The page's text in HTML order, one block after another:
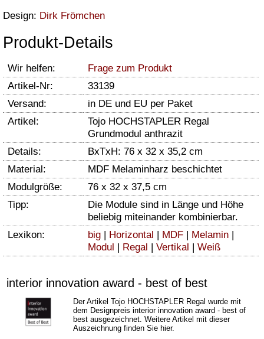
Design: Dirk Frömchen
Produkt-Details
Wir helfen:
Frage zum Produkt
Artikel-Nr:
33139
Versand:
in DE und EU per Paket
Artikel:
Tojo HOCHSTAPLER Regal
Grundmodul anthrazit
Details:
BxTxH: 76 x 32 x 35,2 cm
Material:
MDF Melaminharz beschichtet
Modulgröße:
76 x 32 x 37,5 cm
Tipp:
Die Module sind in Länge und Höhe
beliebig miteinander kombinierbar.
Lexikon:
big | Horizontal | MDF | Melamin |
Modul | Regal | Vertikal | Weiß
interior innovation award - best of best
Der ArtikelTojo HOCHSTAPLER Regal wurde mit
dem Designpreis interior innovation award - best of
best ausgezeichnet. Weitere Artikel mit dieser
Auszeichnung finden Sie hier.